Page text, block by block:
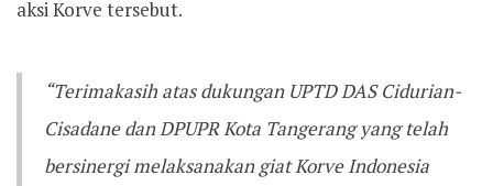
aksi Korve tersebut.
“Terimakasih atas dukungan UPTD DAS Cidurian-
Cisadane dan DPUPR Kota Tangerang yang telah
bersinergi melaksanakan giat Korve Indonesia